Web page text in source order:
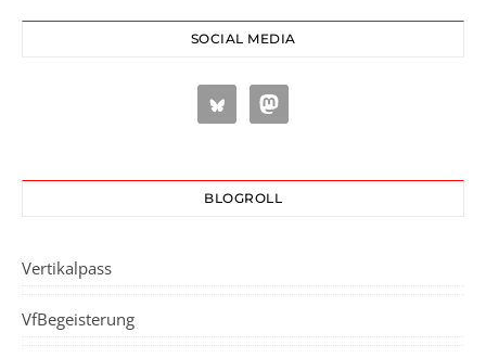
SOCIAL MEDIA
BLOGROLL
Vertikalpass
VfBegeisterung